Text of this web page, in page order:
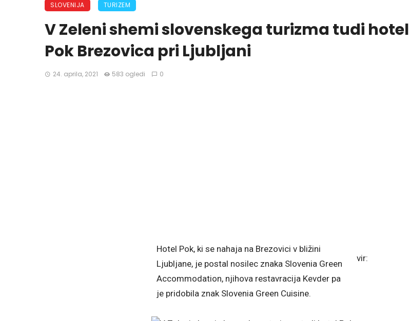
SLOVENIJA TURIZEM
V Zeleni shemi slovenskega turizma tudi hotel
Pok Brezovica pri Ljubljani
24. aprila, 2021 583 ogledi 0
Hotel Pok, ki se nahaja na Brezovici v bližini
Ljubljane, je postal nosilec znaka Slovenia Green
Accommodation, njihova restavracija Kevder pa
je pridobila znak Slovenia Green Cuisine.
vir: